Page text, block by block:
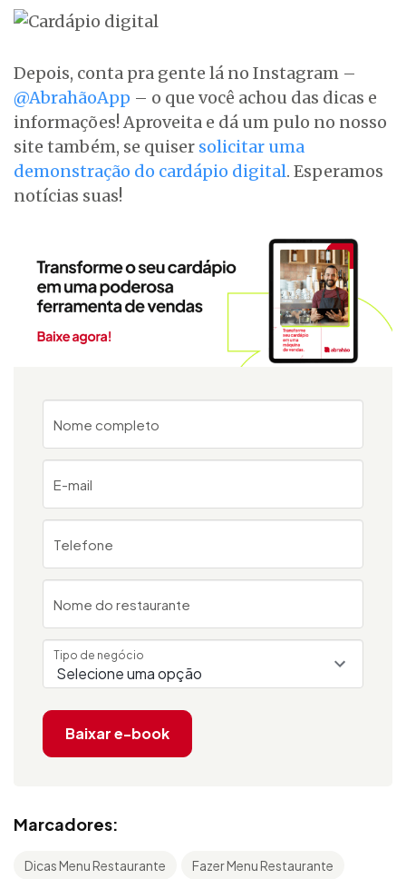
Depois, conta pra gente lá no Instagram –
@AbrahãoApp – o que você achou das dicas e
informações! Aproveita e dá um pulo no nosso
site também, se quiser solicitar uma
demonstração do cardápio digital. Esperamos
notícias suas!
Nome completo
E-mail
Telefone
Nome do restaurante
Tipo de negócio
Baixar e-book
Marcadores:
Dicas Menu Restaurante Fazer Menu Restaurante